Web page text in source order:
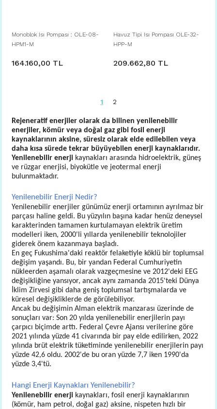
Monoblok Isı Pompası : OLE-08-
HPM1-M
164.160,00 TL
Havuz Tipi Isı Pompası OLE-32-
HPP-M
209.662,80 TL
1 2
Rejeneratif enerjiler olarak da bilinen yenilenebilir
enerjiler, kömür veya doğal gaz gibi fosil enerji
kaynaklarının aksine, süresiz olarak elde edilebilen veya
daha kısa sürede tekrar büyüyebilen enerji kaynaklarıdır.
Yenilenebilir enerji kaynakları arasında hidroelektrik, güneş
ve rüzgar enerjisi, biyokütle ve jeotermal enerji
bulunmaktadır.
Yenilenebilir Enerji Nedir?
Yenilenebilir enerjiler günümüz enerji ortamının ayrılmaz bir
parçası haline geldi. Bu yüzyılın başına kadar henüz deneysel
karakterinden tamamen kurtulamayan elektrik üretim
modelleri iken, 2000'li yıllarda yenilenebilir teknolojiler
giderek önem kazanmaya başladı.
En geç Fukushima'daki reaktör felaketiyle köklü bir toplumsal
değişim yaşandı. Bu, bir yandan Federal Cumhuriyetin
nükleerden aşamalı olarak vazgeçmesine ve 2012'deki EEG
değişikliğine yansıyor, ancak aynı zamanda 2015'teki Dünya
İklim Zirvesi gibi daha geniş toplumsal tartışmalarda ve
küresel değişikliklerde de görülebiliyor.
Ancak bu değişimin Alman elektrik manzarası üzerinde de
sonuçları var: Son 20 yılda yenilenebilir enerjilerin payı
çarpıcı biçimde arttı. Federal Çevre Ajansı verilerine göre
2021 yılında yüzde 41 civarında bir pay elde edilirken, 2022
yılında brüt elektrik tüketiminde yenilenebilir enerjilerin payı
yüzde 42,6 oldu. 2002'de bu oran yüzde 7,7 iken 1990'da
yüzde 3,4'tü.
Hangi Enerji Kaynakları Yenilenebilir?
Yenilenebilir enerji kaynakları, fosil enerji kaynaklarının
(kömür, ham petrol, doğal gaz) aksine, nispeten hızlı bir